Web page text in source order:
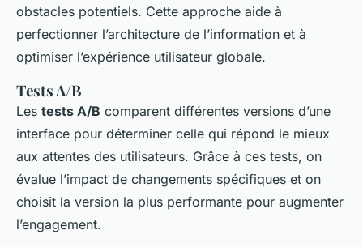
obstacles potentiels. Cette approche aide à
perfectionner l’architecture de l’information et à
optimiser l’expérience utilisateur globale.
Tests A/B
Les tests A/B comparent différentes versions d’une
interface pour déterminer celle qui répond le mieux
aux attentes des utilisateurs. Grâce à ces tests, on
évalue l’impact de changements spécifiques et on
choisit la version la plus performante pour augmenter
l’engagement.